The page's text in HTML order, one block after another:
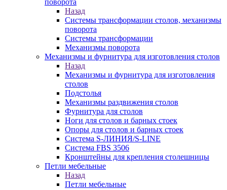
поворота
Назад
Системы трансформации столов, механизмы
поворота
Системы трансформации
Механизмы поворота
Механизмы и фурнитура для изготовления столов
Назад
Механизмы и фурнитура для изготовления
столов
Подстолья
Механизмы раздвижения столов
Фурнитура для столов
Ноги для столов и барных стоек
Опоры для столов и барных стоек
Система S-ЛИНИЯ/S-LINE
Система FBS 3506
Кронштейны для крепления столешницы
Петли мебельные
Назад
Петли мебельные